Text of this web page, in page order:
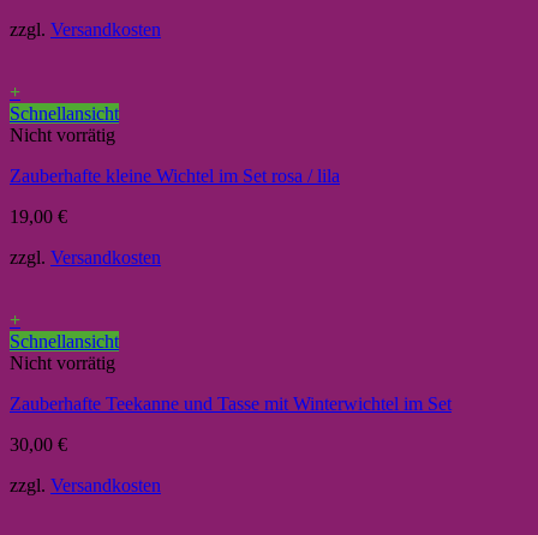
zzgl. Versandkosten
+
Schnellansicht
Nicht vorrätig
Zauberhafte kleine Wichtel im Set rosa / lila
19,00 €
zzgl. Versandkosten
+
Schnellansicht
Nicht vorrätig
Zauberhafte Teekanne und Tasse mit Winterwichtel im Set
30,00 €
zzgl. Versandkosten